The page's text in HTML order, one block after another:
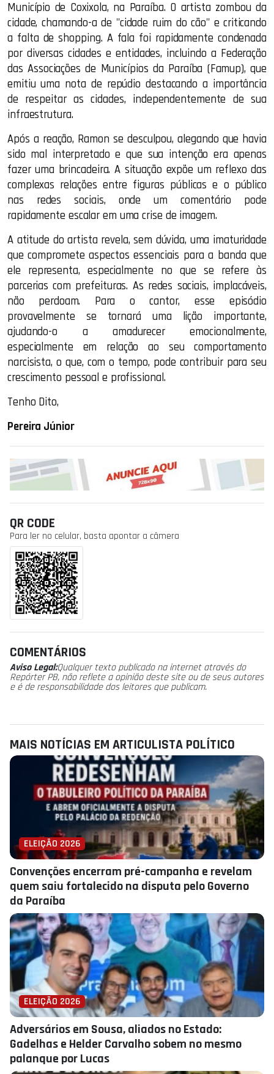
Município de Coxixola, na Paraíba. O artista zombou da
cidade, chamando-a de "cidade ruim do cão" e criticando
a falta de shopping. A fala foi rapidamente condenada
por diversas cidades e entidades, incluindo a Federação
das Associações de Municípios da Paraíba (Famup), que
emitiu uma nota de repúdio destacando a importância
de respeitar as cidades, independentemente de sua
infraestrutura.
Após a reação, Ramon se desculpou, alegando que havia
sido mal interpretado e que sua intenção era apenas
fazer uma brincadeira. A situação expõe um reflexo das
complexas relações entre figuras públicas e o público
nas redes sociais, onde um comentário pode
rapidamente escalar em uma crise de imagem.
A atitude do artista revela, sem dúvida, uma imaturidade
que compromete aspectos essenciais para a banda que
ele representa, especialmente no que se refere às
parcerias com prefeituras. As redes sociais, implacáveis,
não perdoam. Para o cantor, esse episódio
provavelmente se tornará uma lição importante,
ajudando-o a amadurecer emocionalmente,
especialmente em relação ao seu comportamento
narcisista, o que, com o tempo, pode contribuir para seu
crescimento pessoal e profissional.
Tenho Dito,
Pereira Júnior
QR CODE
Para ler no celular, basta apontar a câmera
COMENTÁRIOS
Aviso Legal:Qualquer texto publicado na internet através do
Repórter PB, não reflete a opinião deste site ou de seus autores
e é de responsabilidade dos leitores que publicam.
MAIS NOTÍCIAS EM ARTICULISTA POLÍ­TICO
ELEIÇÃO 2026
Convenções encerram pré-campanha e revelam
quem saiu fortalecido na disputa pelo Governo
da Paraíba
ELEIÇÃO 2026
Adversários em Sousa, aliados no Estado:
Gadelhas e Helder Carvalho sobem no mesmo
palanque por Lucas